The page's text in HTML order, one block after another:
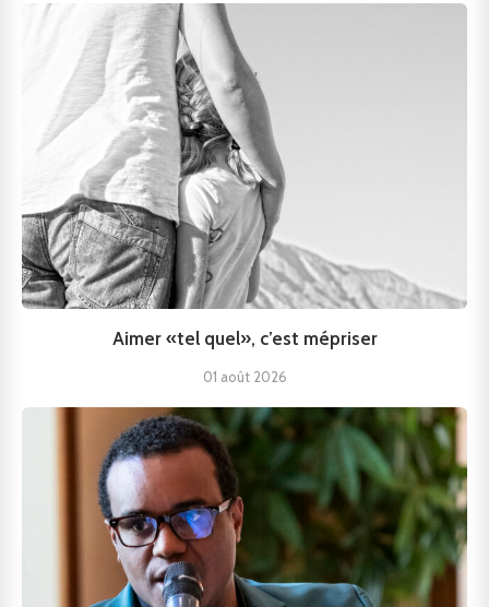
Aimer «tel quel», c’est mépriser
01 août 2026